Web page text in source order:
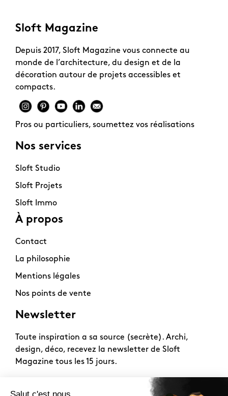
Sloft Magazine
Depuis 2017, Sloft Magazine vous connecte au
monde de l’architecture, du design et de la
décoration autour de projets accessibles et
compacts.
Pros ou particuliers, soumettez vos réalisations
Nos services
Sloft Studio
Sloft Projets
Sloft Immo
À propos
Contact
La philosophie
Mentions légales
Nos points de vente
Newsletter
Toute inspiration a sa source (secrète). Archi,
design, déco, recevez la newsletter de Sloft
Magazine tous les 15 jours.
- Tous droits réservés.